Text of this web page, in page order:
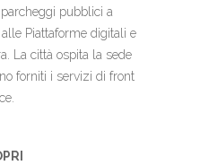
pubblici a
Piattaforme digitali e
La città ospita la sede
forniti i servizi di front